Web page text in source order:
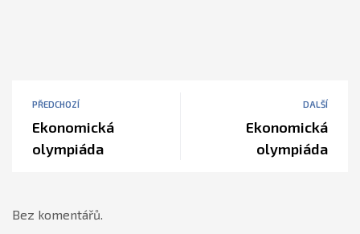
PŘEDCHOZÍ
Ekonomická
olympiáda
DALŠÍ
Ekonomická
olympiáda
Bez komentářů.